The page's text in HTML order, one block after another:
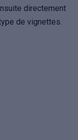
directement
de vignettes.